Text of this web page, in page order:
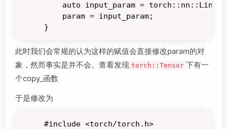
auto input_param =
    param = input_param;
}
此时我们会常规的认为这样的赋值会直接修改param的对
象，然而事实是并不会。查看发现 torch::Tensor 下有一
个copy_函数
于是修改为
#include <torch/torch.h>